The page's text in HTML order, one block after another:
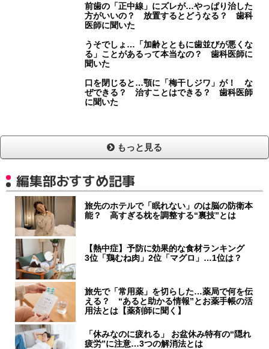
前歯の「正中線」にズレが…やっぱり治した
方がいいの？ 放置するとどうなる？ 歯科
医師に聞いた
うそでしょ…「加齢とともに歯並びが悪くな
る」ことがあるって本当なの？ 歯科医師に
聞いた
口を閉じると…顎に「梅干しジワ」が！ な
ぜできる？ 治すことはできる？ 歯科医師
に聞いた
もっと見る
編集部おすすめ記事
旅先のホテルで「眠れない」のは脳の防衛本
能？ 高すぎる枕を調整する“裏技”とは
【熱中症】予防に効果的な食材ランキング
3位「鶏むね肉」2位「マグロ」…1位は？
旅先で「常用薬」を切らした…薬局で何を伝
える？ “あると助かる情報”とお薬手帳の活
用法とは【薬剤師に聞く】
「休みなのに疲れる」 お盆休み特有の“隠れ
疲労”に注意…3つの解消法とは